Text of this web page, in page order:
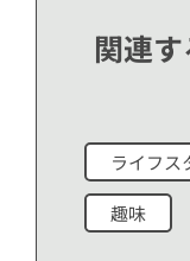
関連
ライフス
趣味